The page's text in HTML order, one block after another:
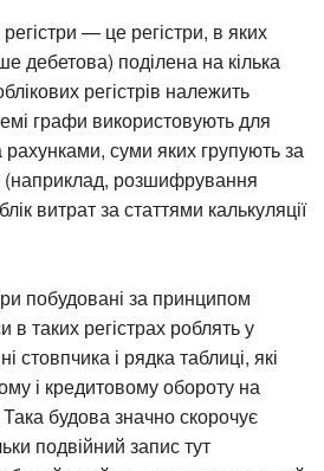
— це регістри, в яких
дебетова) поділена на кілька
регістрів належить
графи використовують для
рахунками, суми яких групують за
розшифрування
витрат за статтями калькуляції
побудовані за принципом
таких регістрах роблять у
стовпчика і рядка таблиці, які
і кредитовому обороту на
будова значно скорочує
подвійний запис тут